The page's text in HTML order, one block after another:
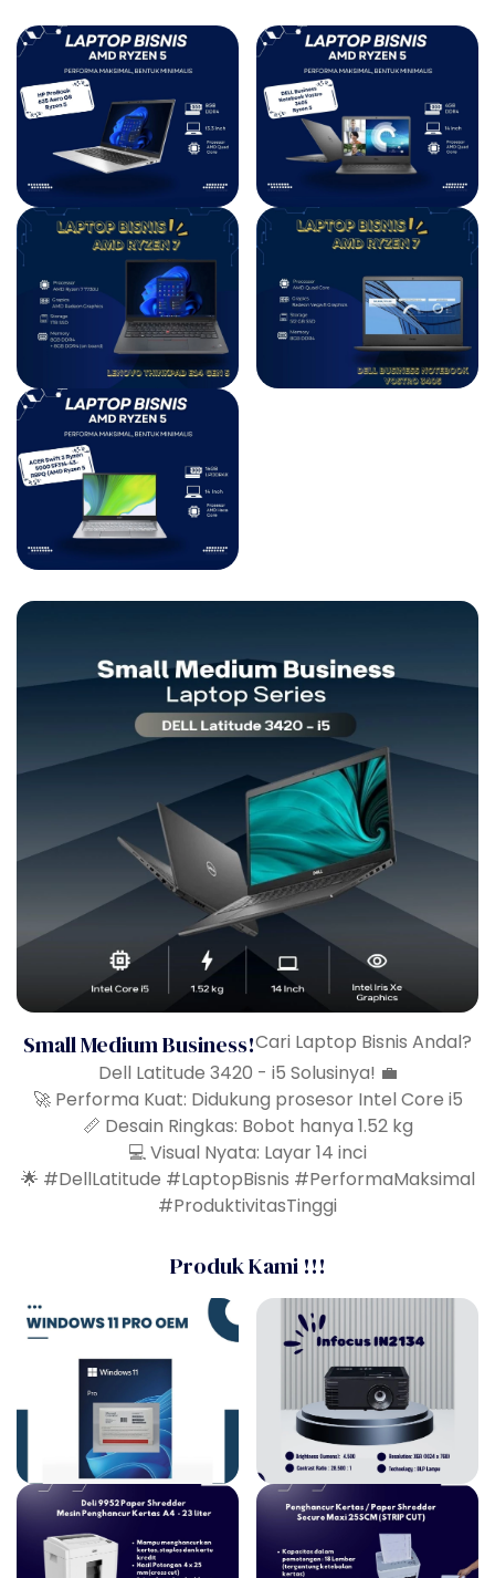
Small Medium Business!Cari Laptop Bisnis Andal?
Dell Latitude 3420 - i5 Solusinya! 💼
🚀 Performa Kuat: Didukung prosesor Intel Core i5
📏 Desain Ringkas: Bobot hanya 1.52 kg
💻 Visual Nyata: Layar 14 inci
🌟 #DellLatitude #LaptopBisnis #PerformaMaksimal
#ProduktivitasTinggi
Produk Kami !!!